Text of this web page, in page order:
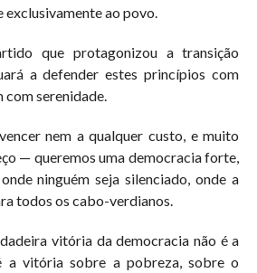
ao povo.
que protagonizou a transição
a defender estes princípios com
serenidade.
nem a qualquer custo, e muito
— queremos uma democracia forte,
ninguém seja silenciado, onde a
todos os cabo-verdianos.
vitória da democracia não é a
a vitória sobre a pobreza, sobre o